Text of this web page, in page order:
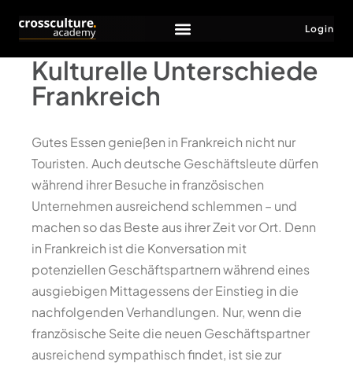
Login
Kulturelle Unterschiede
Frankreich
Gutes Essen genießen in Frankreich nicht nur
Touristen. Auch deutsche Geschäftsleute dürfen
während ihrer Besuche in französischen
Unternehmen ausreichend schlemmen – und
machen so das Beste aus ihrer Zeit vor Ort. Denn
in Frankreich ist die Konversation mit
potenziellen Geschäftspartnern während eines
ausgiebigen Mittagessens der Einstieg in die
nachfolgenden Verhandlungen. Nur, wenn die
französische Seite die neuen Geschäftspartner
ausreichend sympathisch findet, ist sie zur